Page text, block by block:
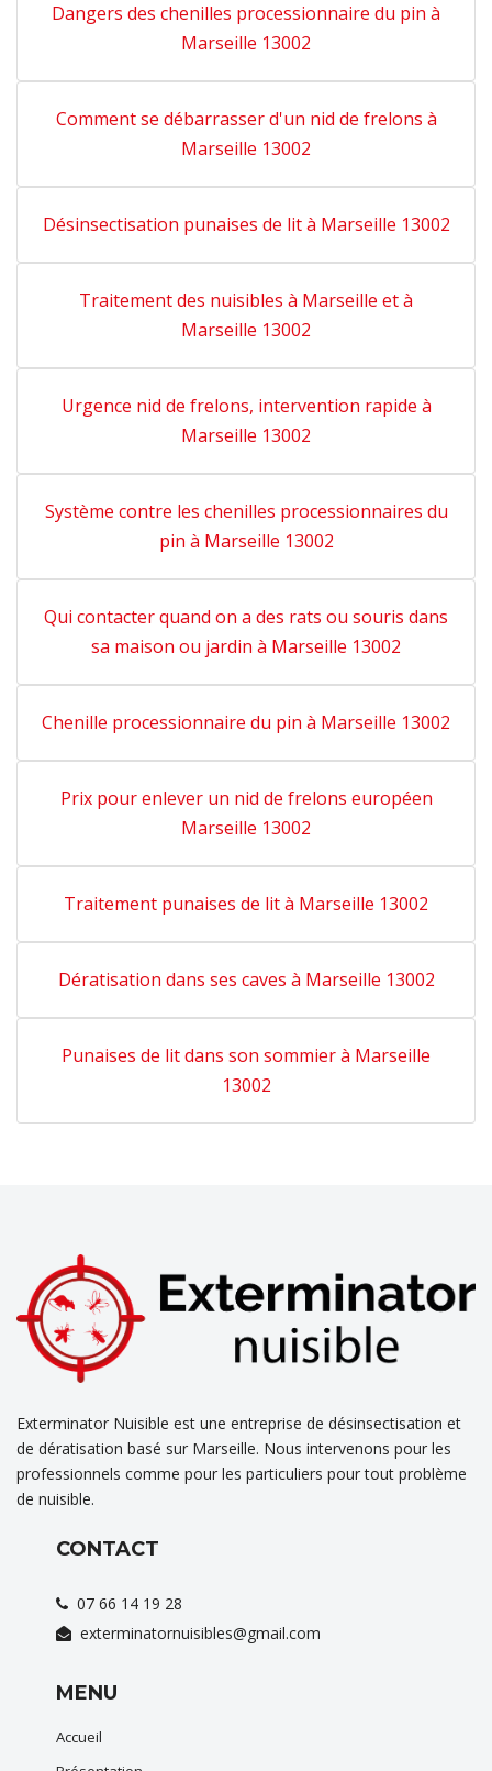
Dangers des chenilles processionnaire du pin à
Marseille 13002
Comment se débarrasser d'un nid de frelons à
Marseille 13002
Désinsectisation punaises de lit à Marseille 13002
Traitement des nuisibles à Marseille et à
Marseille 13002
Urgence nid de frelons, intervention rapide à
Marseille 13002
Système contre les chenilles processionnaires du
pin à Marseille 13002
Qui contacter quand on a des rats ou souris dans
sa maison ou jardin à Marseille 13002
Chenille processionnaire du pin à Marseille 13002
Prix pour enlever un nid de frelons européen
Marseille 13002
Traitement punaises de lit à Marseille 13002
Dératisation dans ses caves à Marseille 13002
Punaises de lit dans son sommier à Marseille
13002
Exterminator Nuisible est une entreprise de désinsectisation et
de dératisation basé sur Marseille. Nous intervenons pour les
professionnels comme pour les particuliers pour tout problème
de nuisible.
CONTACT
07 66 14 19 28
exterminatornuisibles@gmail.com
MENU
Accueil